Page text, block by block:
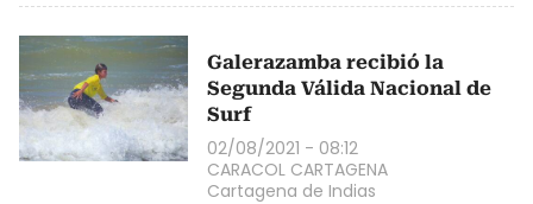
Galerazamba recibió la
Segunda Válida Nacional de
Surf
02/08/2021 - 08:12
CARACOL CARTAGENA
Cartagena de Indias